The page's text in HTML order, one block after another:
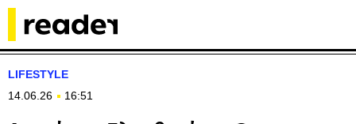
LIFESTYLE
14.06.26
16:51